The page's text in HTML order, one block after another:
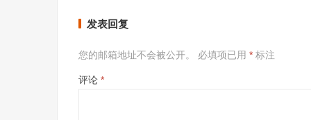
发表回复
您的邮箱地址不会被公开。 必填项已用 * 标注
评论 *